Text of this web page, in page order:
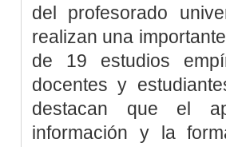
del profesorado
realizan una
de 19 estudios
docentes y
destacan que el
información y la